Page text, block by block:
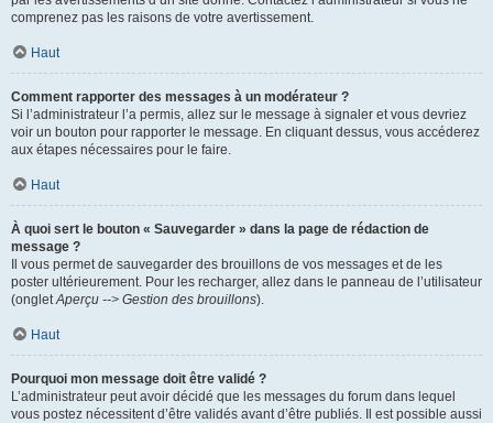
comprenez pas les raisons de votre avertissement.
Haut
Comment rapporter des messages à un modérateur ?
Si l’administrateur l’a permis, allez sur le message à signaler et vous devriez
voir un bouton pour rapporter le message. En cliquant dessus, vous accéderez
aux étapes nécessaires pour le faire.
Haut
À quoi sert le bouton « Sauvegarder » dans la page de rédaction de
message ?
Il vous permet de sauvegarder des brouillons de vos messages et de les
poster ultérieurement. Pour les recharger, allez dans le panneau de l’utilisateur
(ongletAperçu --> Gestion des brouillons).
Haut
Pourquoi mon message doit être validé ?
L’administrateur peut avoir décidé que les messages du forum dans lequel
vous postez nécessitent d’être validés avant d’être publiés. Il est possible aussi